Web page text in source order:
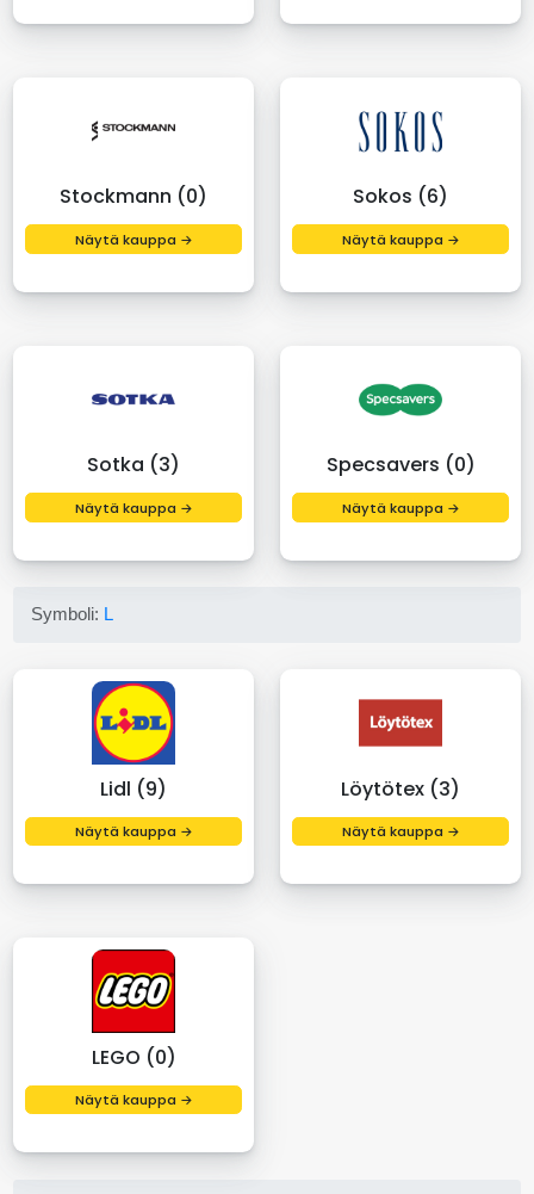
Stockmann (0)
Näytä kauppa →
Sokos (6)
Näytä kauppa →
Sotka (3)
Näytä kauppa →
Specsavers (0)
Näytä kauppa →
Symboli: L
Lidl (9)
Näytä kauppa →
Löytötex (3)
Näytä kauppa →
LEGO (0)
Näytä kauppa →